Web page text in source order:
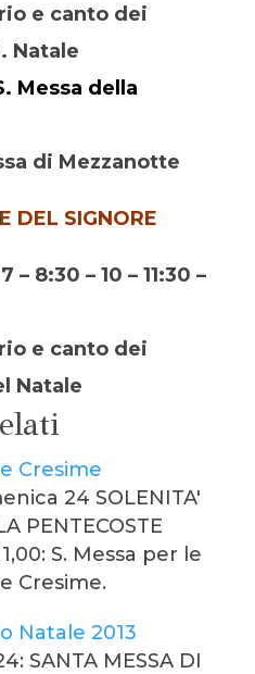
e canto dei
Natale
Messa della
di Mezzanotte
DEL SIGNORE
8:30 – 10 – 11:30 –
e canto dei
Natale
Cresime
24 SOLENITA'
PENTECOSTE
S. Messa per le
Cresime.
Natale 2013
SANTA MESSA DI